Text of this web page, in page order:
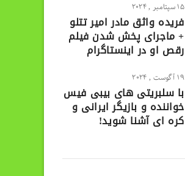
15 سپتامبر , 2024
فریده واثق مادر امیر تتلو
+ ماجرای پخش شدن فیلم
رقص او در اینستاگرام
19 آگوست , 2024
با سلبریتی های بیبی فیس
خواننده و بازیگر ایرانی و
کره ای آشنا شوید!